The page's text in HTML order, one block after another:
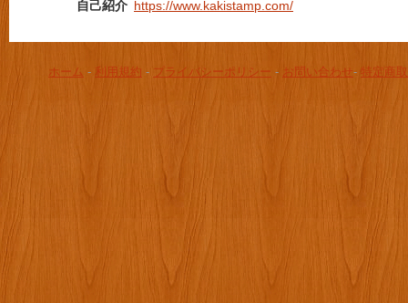
自己紹介 https://www.kakistamp.com/
ホーム - 利用規約 - プライバシーポリシー - お問い合わせ- 特定商